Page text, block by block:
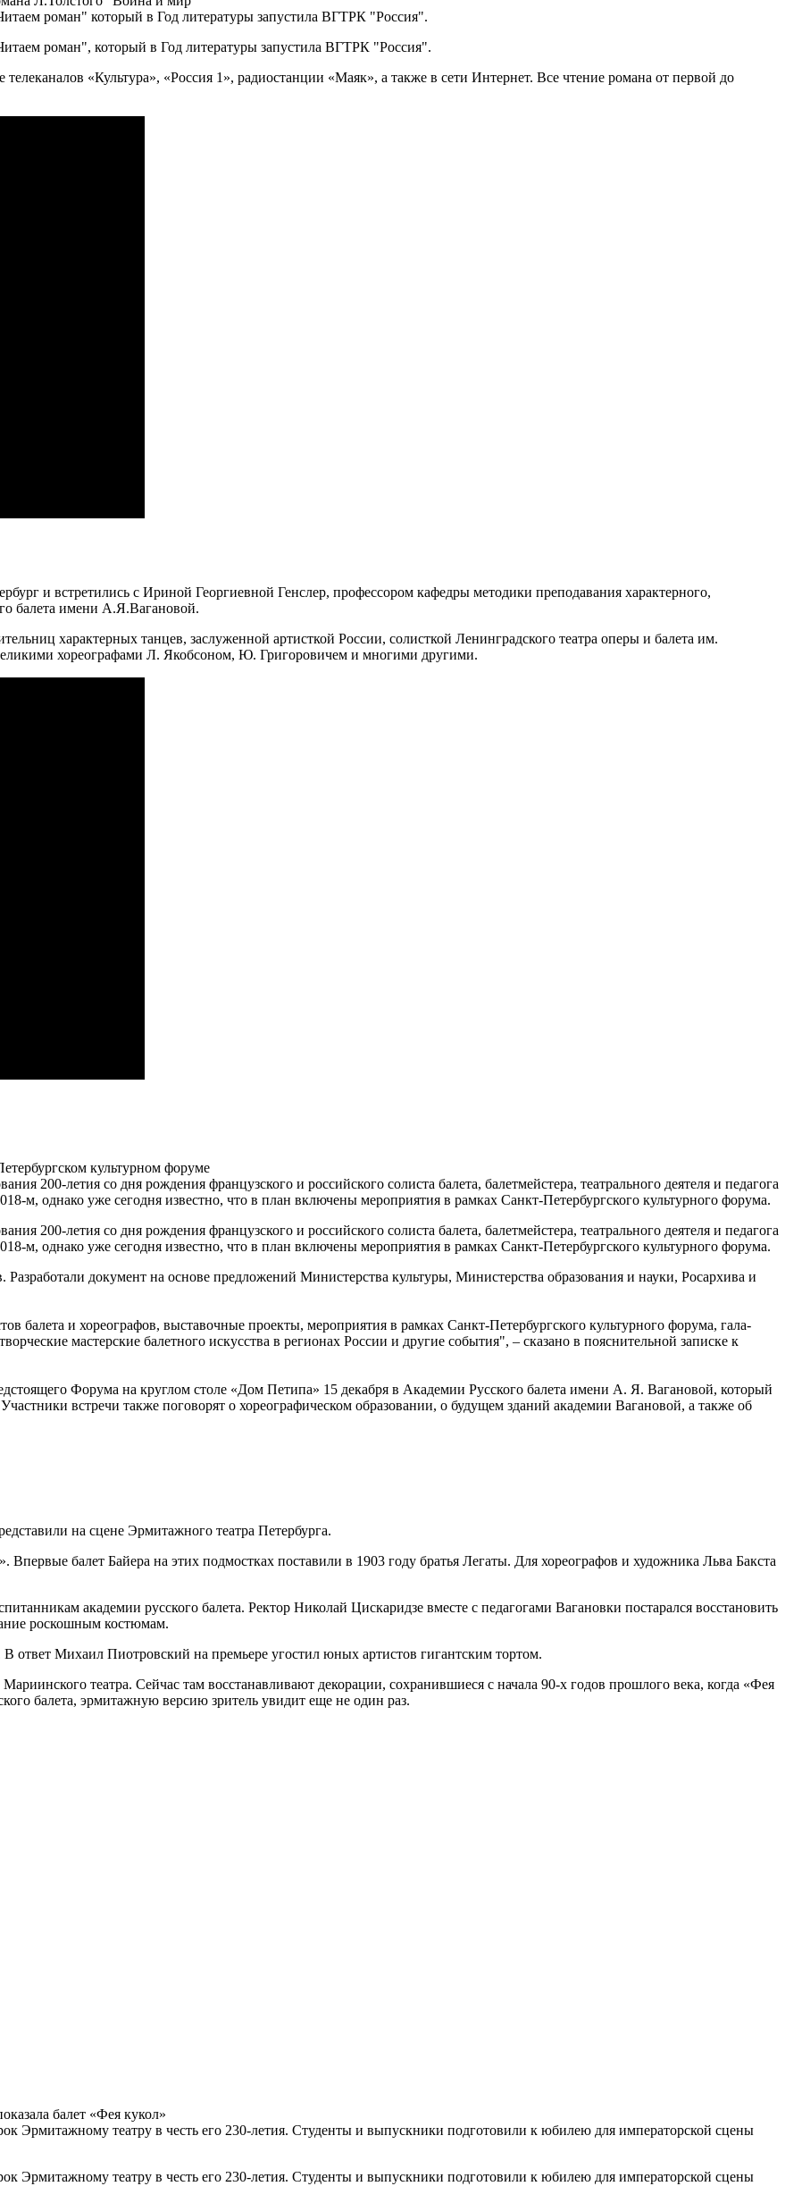
роман" который в Год литературы запустила ВГТРК "Россия".
роман", который в Год литературы запустила ВГТРК "Россия".
«Культура», «Россия 1», радиостанции «Маяк», а также в сети Интернет. Все чтение романа от первой до
и встретились с Ириной Георгиевной Генслер, профессором кафедры методики преподавания характерного,
балета имени А.Я.Вагановой.
характерных танцев, заслуженной артисткой России, солисткой Ленинградского театра оперы и балета им.
хореографами Л. Якобсоном, Ю. Григоровичем и многими другими.
культурном форуме
200-летия со дня рождения французского и российского солиста балета, балетмейстера, театрального деятеля и педагога
м, однако уже сегодня известно, что в план включены мероприятия в рамках Санкт-Петербургского культурного форума.
200-летия со дня рождения французского и российского солиста балета, балетмейстера, театрального деятеля и педагога
м, однако уже сегодня известно, что в план включены мероприятия в рамках Санкт-Петербургского культурного форума.
документ на основе предложений Министерства культуры, Министерства образования и науки, Росархива и
балета и хореографов, выставочные проекты, мероприятия в рамках Санкт-Петербургского культурного форума, гала-
мастерские балетного искусства в регионах России и другие события", – сказано в пояснительной записке к
Форума на круглом столе «Дом Петипа» 15 декабря в Академии Русского балета имени А. Я. Вагановой, который
встречи также поговорят о хореографическом образовании, о будущем зданий академии Вагановой, а также об
на сцене Эрмитажного театра Петербурга.
балет Байера на этих подмостках поставили в 1903 году братья Легаты. Для хореографов и художника Льва Бакста
академии русского балета. Ректор Николай Цискаридзе вместе с педагогами Вагановки постарался восстановить
роскошным костюмам.
ответ Михаил Пиотровский на премьере угостил юных артистов гигантским тортом.
театра. Сейчас там восстанавливают декорации, сохранившиеся с начала 90-х годов прошлого века, когда «Фея
балета, эрмитажную версию зритель увидит еще не один раз.
балет «Фея кукол»
Эрмитажному театру в честь его 230-летия. Студенты и выпускники подготовили к юбилею для императорской сцены
Эрмитажному театру в честь его 230-летия. Студенты и выпускники подготовили к юбилею для императорской сцены